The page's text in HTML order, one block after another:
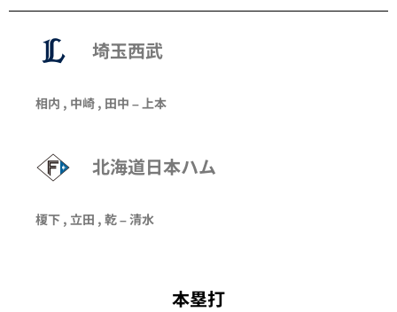
埼玉西武
相内 , 中崎 , 田中 – 上本
北海道日本ハム
榎下 , 立田 , 乾 –清水
本塁打